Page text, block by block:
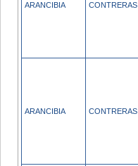
ARANCIBIA CONTRERAS
ARANCIBIA CONTRERAS